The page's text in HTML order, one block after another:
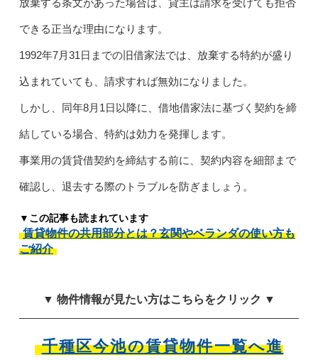
できる正当な理由になります。
1992年7月31日までの旧借家法では、放棄する特約が盛り
込まれていても、請求すれば無効になりました。
しかし、同年8月1日以降に、借地借家法に基づく契約を締
結している場合、特約は効力を発揮します。
事業用の賃貸借契約を締結する前に、契約内容を細部まで
確認し、退去する際のトラブルを防ぎましょう。
▼この記事も読まれています
賃貸物件の共用部分とは？玄関やベランダの使い方も
ご紹介
▼ 物件情報が見たい方はこちらをクリック ▼
千種区今池の賃貸物件一覧へ進